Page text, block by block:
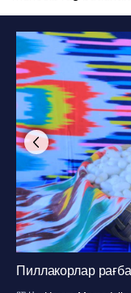
Пиллакорлар